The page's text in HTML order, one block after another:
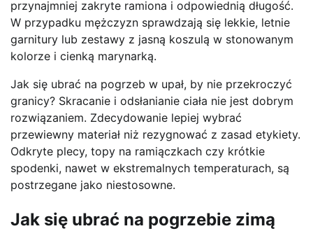
przynajmniej zakryte ramiona i odpowiednią długość.
W przypadku mężczyzn sprawdzają się lekkie, letnie
garnitury lub zestawy z jasną koszulą w stonowanym
kolorze i cienką marynarką.
Jak się ubrać na pogrzeb w upał, by nie przekroczyć
granicy? Skracanie i odsłanianie ciała nie jest dobrym
rozwiązaniem. Zdecydowanie lepiej wybrać
przewiewny materiał niż rezygnować z zasad etykiety.
Odkryte plecy, topy na ramiączkach czy krótkie
spodenki, nawet w ekstremalnych temperaturach, są
postrzegane jako niestosowne.
Jak się ubrać na pogrzebie zimą